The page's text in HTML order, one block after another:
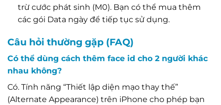
trừ cước phát sinh (M0). Bạn có thể mua thêm
các gói Data ngày để tiếp tục sử dụng.
Câu hỏi thường gặp (FAQ)
Có thể dùng cách thêm face id cho 2 người khác
nhau không?
Có. Tính năng “Thiết lập diện mạo thay thế”
(Alternate Appearance) trên iPhone cho phép bạn